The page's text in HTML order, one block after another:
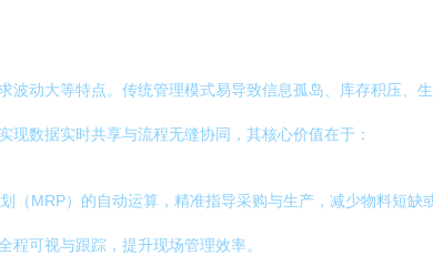
动大等特点。传统管理模式易导致信息孤岛、库存积压、
数据实时共享与流程无缝协同，其核心价值在于：
（MRP）的自动运算，精准指导采购与生产，减少物料短缺
程可视与跟踪，提升现场管理效率。